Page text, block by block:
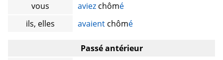
vous
aviez chômé
ils, elles
avaient chômé
Passé antérieur